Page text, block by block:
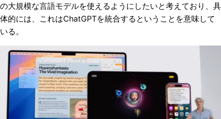
の大規模な言語モデルを使えるようにしたいと考えており、具
体的には、これはChatGPTを統合するということを意味して
いる。